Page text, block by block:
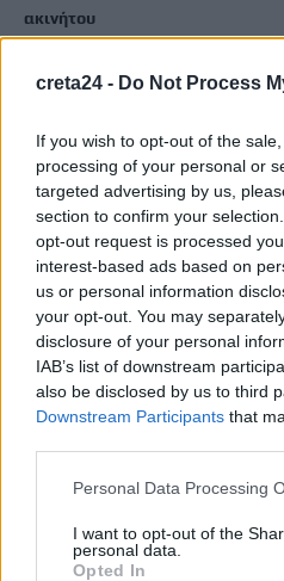
creta24 - Do Not Process
If you wish to opt-out of the
processing of your personal or
targeted advertising by us,
section to confirm your
opt-out request is processed
interest-based ads based on
us or personal information
your opt-out. You may
disclosure of your personal
IAB’s list of downstream
also be disclosed by us to third
Downstream Participants that
Personal Data Processing
I want to opt-out of the
personal data.
Opted In
ακινήτου
5 Αυγούστου, 2026
γνωστές παραλίες της Ελλάδας
5 Αυγούστου, 2026
e-ΕΦΚΑ: Πότε καταβάλλεται το
οικοδόμους
5 Αυγούστου, 2026
Πήγε για ψώνια με το
αμάξι ήταν… πολύ μεγάλη
5 Αυγούστου, 2026
Μύκονος: 35χρονος οδηγός
5 Αυγούστου, 2026